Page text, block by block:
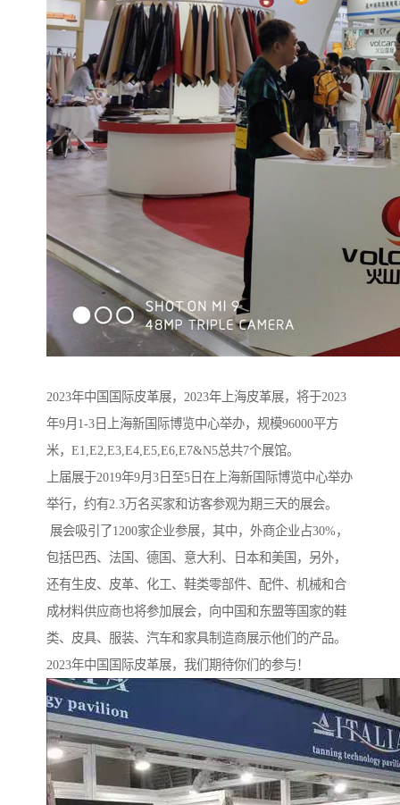
2023年中国国际皮革展，2023年上海皮革展，将于2023
年9月1-3日上海新国际博览中心举办，规模96000平方
米，E1,E2,E3,E4,E5,E6,E7&N5总共7个展馆。
上届展于2019年9月3日至5日在上海新国际博览中心举办
举行，约有2.3万名买家和访客参观为期三天的展会。
展会吸引了1200家企业参展，其中，外商企业占30%，
包括巴西、法国、德国、意大利、日本和美国，另外，
还有生皮、皮革、化工、鞋类零部件、配件、机械和合
成材料供应商也将参加展会，向中国和东盟等国家的鞋
类、皮具、服装、汽车和家具制造商展示他们的产品。
2023年中国国际皮革展，我们期待你们的参与！